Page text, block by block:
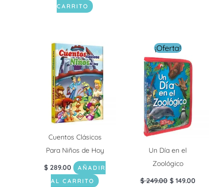
CARRITO
Cuentos Clásicos
Para Niños de Hoy
$ 289.00
AÑADIR
AL CARRITO
¡Oferta!
Un Día en el
Zoológico
$249.00
El
precio
original
era:
$ 249.00.
$149.00